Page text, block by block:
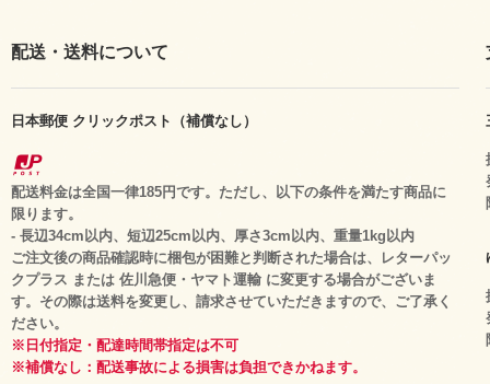
配送・送料について
日本郵便 クリックポスト（補償なし）
配送料金は全国一律185円です。ただし、以下の条件を満たす商品に
限ります。
- 長辺34cm以内、短辺25cm以内、厚さ3cm以内、重量1kg以内
ご注文後の商品確認時に梱包が困難と判断された場合は、レターパッ
クプラス または 佐川急便・ヤマト運輸 に変更する場合がございま
す。その際は送料を変更し、請求させていただきますので、ご了承く
ださい。
※日付指定・配達時間帯指定は不可
※補償なし：配送事故による損害は負担できかねます。